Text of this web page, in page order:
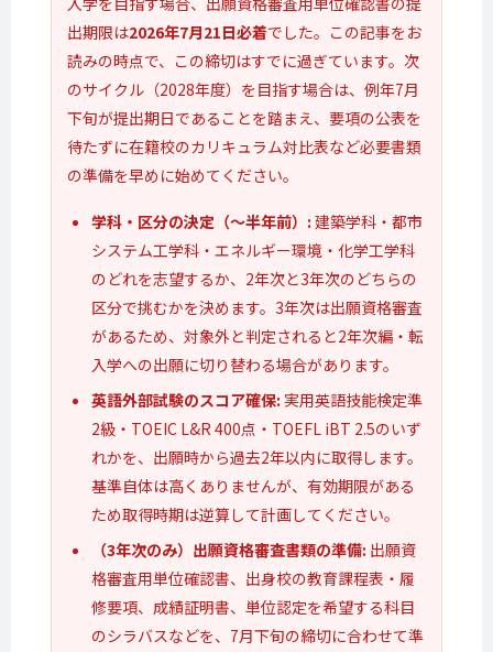
出期限は2026年7月21日必着でした。この記事をお
読みの時点で、この締切はすでに過ぎています。次
のサイクル（2028年度）を目指す場合は、例年7月
下旬が提出期日であることを踏まえ、要項の公表を
待たずに在籍校のカリキュラム対比表など必要書類
の準備を早めに始めてください。
学科・区分の決定（〜半年前）: 建築学科・都市
システム工学科・エネルギー環境・化学工学科
のどれを志望するか、2年次と3年次のどちらの
区分で挑むかを決めます。3年次は出願資格審査
があるため、対象外と判定されると2年次編・転
入学への出願に切り替わる場合があります。
英語外部試験のスコア確保: 実用英語技能検定準
2級・TOEIC L&R 400点・TOEFL iBT 2.5のいず
れかを、出願時から過去2年以内に取得します。
基準自体は高くありませんが、有効期限がある
ため取得時期は逆算して計画してください。
（3年次のみ）出願資格審査書類の準備: 出願資
格審査用単位確認書、出身校の教育課程表・履
修要項、成績証明書、単位認定を希望する科目
のシラバスなどを、7月下旬の締切に合わせて準